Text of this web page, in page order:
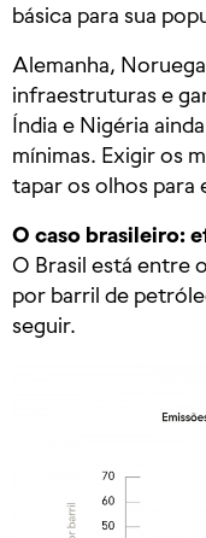
básica para sua
Alemanha,
infraestruturas e
Índia e Nigéria
mínimas. Exigir os
tapar os olhos para
O caso brasileiro:
O Brasil está entre
por barril de
seguir.